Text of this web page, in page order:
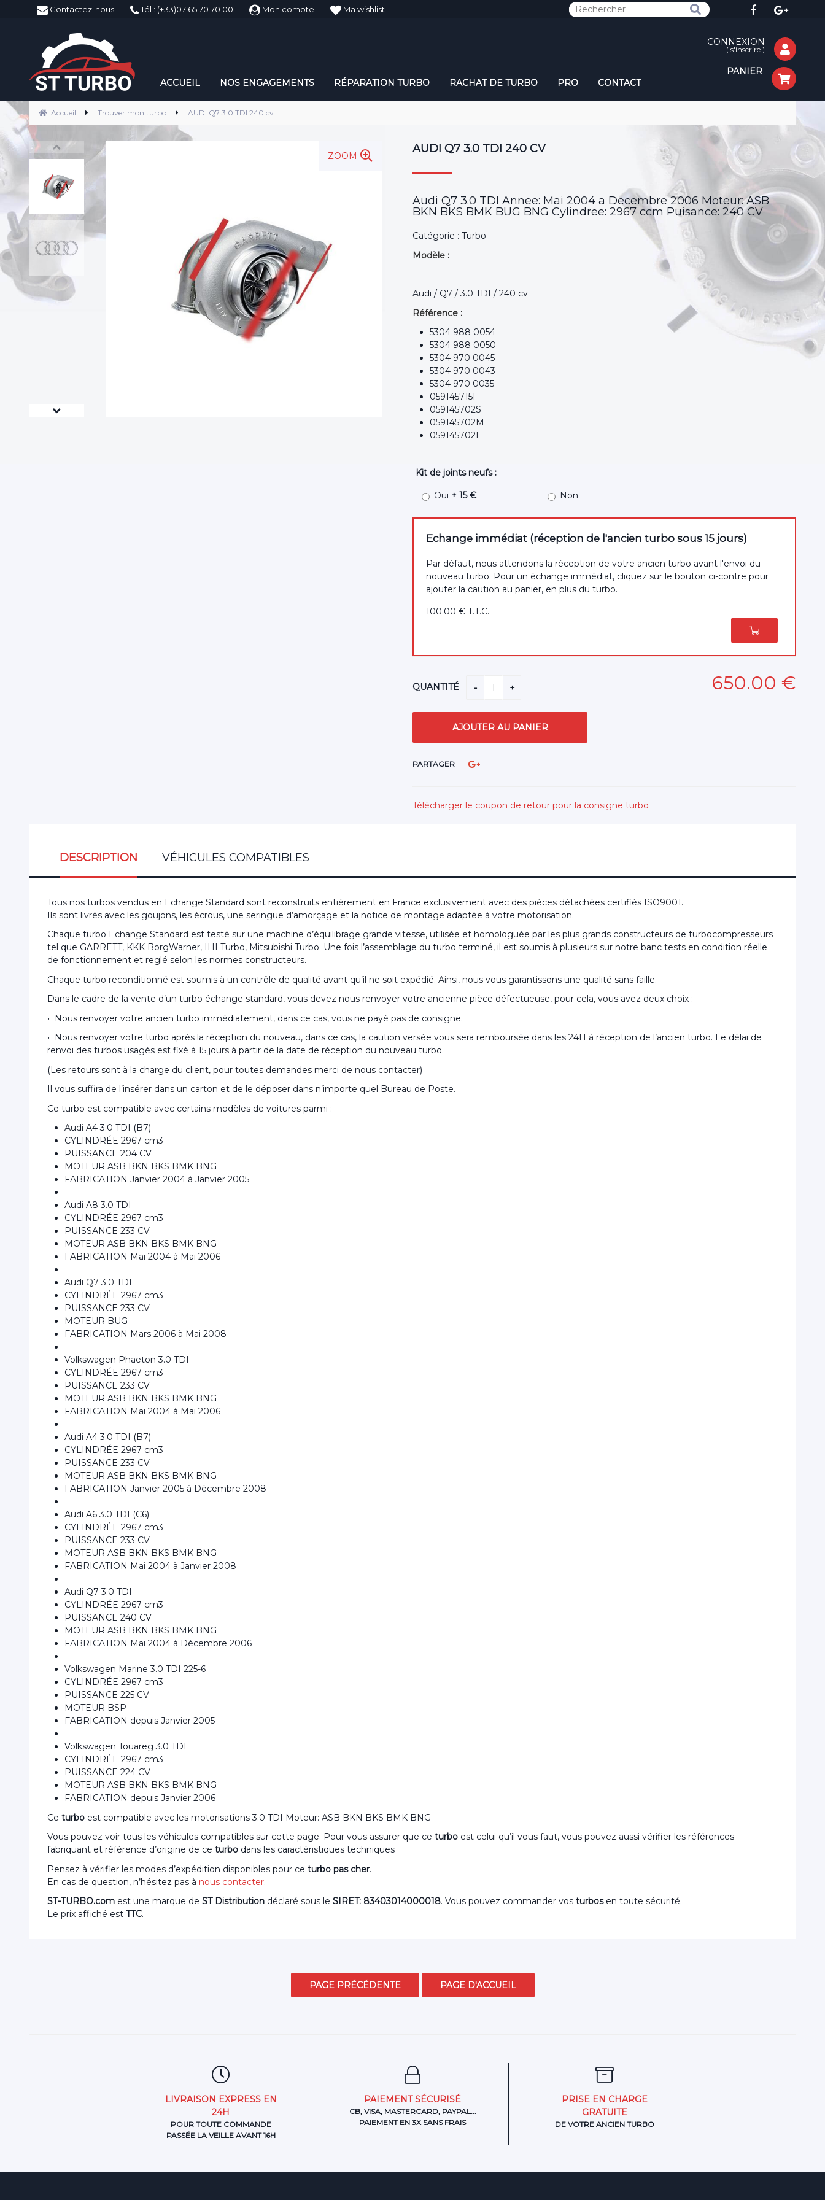
ST-Turbo
CONNEXION
( s'inscrire )
PANIER
ACCUEIL
NOS ENGAGEMENTS RÉPARATION TURBO RACHAT DE TURBO PRO CONTACT
Accueil Trouver mon turbo AUDI Q7 3.0 TDI 240 cv
ZOOM
AUDI Q7 3.0 TDI 240 CV
Audi Q7 3.0 TDI Annee: Mai 2004 a Decembre 2006 Moteur: ASB
BKN BKS BMK BUG BNG Cylindree: 2967 ccm Puisance: 240 CV
Catégorie : Turbo
Modèle :
Audi / Q7 / 3.0 TDI / 240 cv
Référence :
5304 988 0054
5304 988 0050
5304 970 0045
5304 970 0043
5304 970 0035
059145715F
059145702S
059145702M
059145702L
Kit de joints neufs :
Oui + 15 € Non
Echange immédiat (réception de l'ancien turbo sous 15 jours)
Par défaut, nous attendons la réception de votre ancien turbo avant l'envoi du
nouveau turbo. Pour un échange immédiat, cliquez sur le bouton ci-contre pour
ajouter la caution au panier, en plus du turbo.
100.00 € T.T.C.
650.00 €
QUANTITÉ
PARTAGER
Télécharger le coupon de retour pour la consigne turbo
DESCRIPTION VÉHICULES COMPATIBLES
Tous nos turbos vendus en Echange Standard sont reconstruits entièrement en France exclusivement avec des pièces détachées certifiés ISO9001.
Ils sont livrés avec les goujons, les écrous, une seringue d’amorçage et la notice de montage adaptée à votre motorisation.
Chaque turbo Echange Standard est testé sur une machine d’équilibrage grande vitesse, utilisée et homologuée par les plus grands constructeurs de turbocompresseurs
tel que GARRETT, KKK BorgWarner, IHI Turbo, Mitsubishi Turbo. Une fois l’assemblage du turbo terminé, il est soumis à plusieurs sur notre banc tests en condition réelle
de fonctionnement et reglé selon les normes constructeurs.
Chaque turbo reconditionné est soumis à un contrôle de qualité avant qu’il ne soit expédié. Ainsi, nous vous garantissons une qualité sans faille.
Dans le cadre de la vente d’un turbo échange standard, vous devez nous renvoyer votre ancienne pièce défectueuse, pour cela, vous avez deux choix :
• Nous renvoyer votre ancien turbo immédiatement, dans ce cas, vous ne payé pas de consigne.
• Nous renvoyer votre turbo après la réception du nouveau, dans ce cas, la caution versée vous sera remboursée dans les 24H à réception de l’ancien turbo. Le délai de
renvoi des turbos usagés est fixé à 15 jours à partir de la date de réception du nouveau turbo.
(Les retours sont à la charge du client, pour toutes demandes merci de nous contacter)
Il vous suffira de l’insérer dans un carton et de le déposer dans n’importe quel Bureau de Poste.
Ce turbo est compatible avec certains modèles de voitures parmi :
Audi A4 3.0 TDI (B7)
CYLINDRÉE 2967 cm3
PUISSANCE 204 CV
MOTEUR ASB BKN BKS BMK BNG
FABRICATION Janvier 2004 à Janvier 2005
Audi A8 3.0 TDI
CYLINDRÉE 2967 cm3
PUISSANCE 233 CV
MOTEUR ASB BKN BKS BMK BNG
FABRICATION Mai 2004 à Mai 2006
Audi Q7 3.0 TDI
CYLINDRÉE 2967 cm3
PUISSANCE 233 CV
MOTEUR BUG
FABRICATION Mars 2006 à Mai 2008
Volkswagen Phaeton 3.0 TDI
CYLINDRÉE 2967 cm3
PUISSANCE 233 CV
MOTEUR ASB BKN BKS BMK BNG
FABRICATION Mai 2004 à Mai 2006
Audi A4 3.0 TDI (B7)
CYLINDRÉE 2967 cm3
PUISSANCE 233 CV
MOTEUR ASB BKN BKS BMK BNG
FABRICATION Janvier 2005 à Décembre 2008
Audi A6 3.0 TDI (C6)
CYLINDRÉE 2967 cm3
PUISSANCE 233 CV
MOTEUR ASB BKN BKS BMK BNG
FABRICATION Mai 2004 à Janvier 2008
Audi Q7 3.0 TDI
CYLINDRÉE 2967 cm3
PUISSANCE 240 CV
MOTEUR ASB BKN BKS BMK BNG
FABRICATION Mai 2004 à Décembre 2006
Volkswagen Marine 3.0 TDI 225-6
CYLINDRÉE 2967 cm3
PUISSANCE 225 CV
MOTEUR BSP
FABRICATION depuis Janvier 2005
Volkswagen Touareg 3.0 TDI
CYLINDRÉE 2967 cm3
PUISSANCE 224 CV
MOTEUR ASB BKN BKS BMK BNG
FABRICATION depuis Janvier 2006
Ce turbo est compatible avec les motorisations 3.0 TDI Moteur: ASB BKN BKS BMK BNG
Vous pouvez voir tous les véhicules compatibles sur cette page. Pour vous assurer que ce turbo est celui qu’il vous faut, vous pouvez aussi vérifier les références
fabriquant et référence d’origine de ce turbo dans les caractéristiques techniques
Pensez à vérifier les modes d’expédition disponibles pour ce turbo pas cher.
En cas de question, n’hésitez pas à nous contacter.
ST-TURBO.com est une marque de ST Distribution déclaré sous le SIRET: 83403014000018. Vous pouvez commander vos turbosen toute sécurité.
Le prix affiché est TTC.
Contactez-nous Tél : (+33)07 65 70 70 00 Mon compte Ma wishlist
LIVRAISON EXPRESS EN
24H
POUR TOUTE COMMANDE
PASSÉE LA VEILLE AVANT 16H
PAIEMENT SÉCURISÉ
CB, VISA, MASTERCARD, PAYPAL...
PAIEMENT EN 3X SANS FRAIS
PRISE EN CHARGE
GRATUITE
DE VOTRE ANCIEN TURBO